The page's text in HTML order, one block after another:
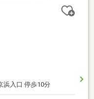
浜入口 停歩10分